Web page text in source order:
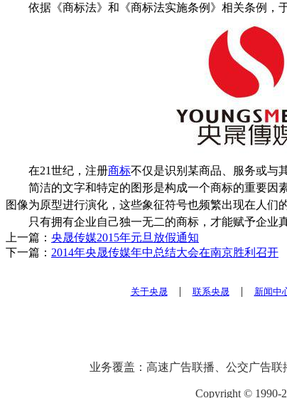
依据《商标法》和《商标法实施条例》相关条例，
在21世纪，注册商标不仅是识别某商品、服务或与
简洁的文字和特定的图形是构成一个商标的重要因
图像为原型进行演化，这些象征符号也频繁出现在人们
只有拥有企业自己独一无二的商标，才能赋予
上一篇： 央晟传媒2015年元旦放假通知
下一篇： 2014年央晟传媒年中总结大会在南京胜利召开
关于央晟| 联系央晟| 新闻中
业务覆盖：高速广告联播、公交广告联
Copyright © 1990-